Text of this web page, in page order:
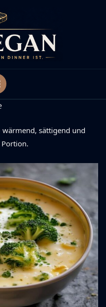
wärmend, sättigend und